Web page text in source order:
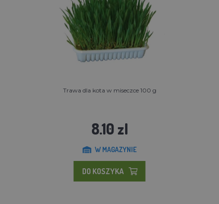
Trawa dla kota w miseczce 100 g
8.10 zl
W MAGAZYNIE
DO KOSZYKA